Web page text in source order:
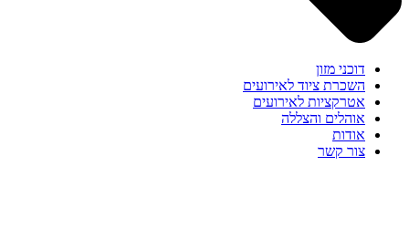
דוכני מזון
השכרת ציוד לאירועים
אטרקציות לאירועים
אוהלים והצללה
אודות
צור קשר